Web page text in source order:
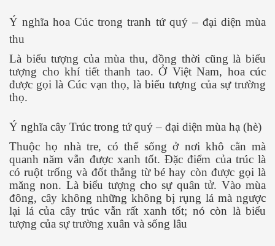
Ý nghĩa hoa Cúc trong tranh tứ quý – đại diện mùa
thu
Là biểu tượng của mùa thu, đồng thời cũng là biểu
tượng cho khí tiết thanh tao. Ở Việt Nam, hoa cúc
được gọi là Cúc vạn thọ, là biểu tượng của sự trường
thọ.
Ý nghĩa cây Trúc trong tứ quý – đại diện mùa hạ (hè)
Thuộc họ nhà tre, có thể sống ở nơi khô cằn mà
quanh năm vẫn được xanh tốt. Đặc điểm của trúc là
có ruột trống và đốt thẳng từ bé hay còn được gọi là
măng non. Là biểu tượng cho sự quân tử. Vào mùa
đông, cây không những không bị rụng lá mà ngược
lại lá của cây trúc vẫn rất xanh tốt; nó còn là biểu
tượng của sự trường xuân và sống lâu